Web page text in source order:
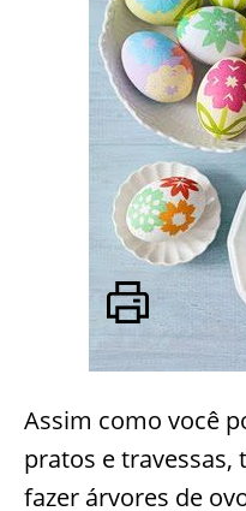
Assim como você
pratos e
fazer árvores de